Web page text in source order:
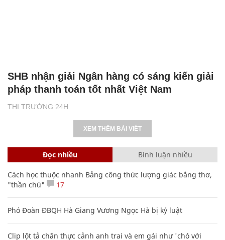
THỊ TRƯỜNG 24H
SHB nhận giải Ngân hàng có sáng kiến giải
pháp thanh toán tốt nhất Việt Nam
XEM THÊM BÀI VIẾT
Đọc nhiều Bình luận nhiều
Cách học thuộc nhanh Bảng công thức lượng giác bằng thơ,
"thần chú"
17
Phó Đoàn ĐBQH Hà Giang Vương Ngọc Hà bị kỷ luật
Clip lột tả chân thực cảnh anh trai và em gái như 'chó với